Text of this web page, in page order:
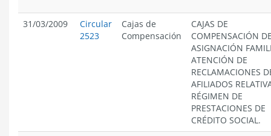
31/03/2009
Circular
2523
Cajas de
Compensación
CAJAS DE
COMPENSACIÓN
ASIGNACIÓN
ATENCIÓN DE
RECLAMACIONES
AFILIADOS
RÉGIMEN DE
PRESTACIONES DE
CRÉDITO SOCIAL.